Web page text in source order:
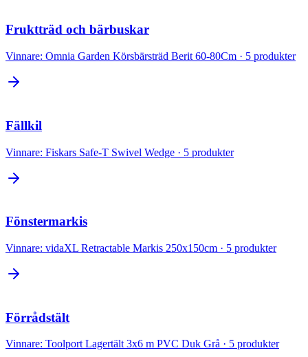
Fruktträd och bärbuskar
Vinnare: Omnia Garden Körsbärsträd Berit 60-80Cm · 5 produkter
Fällkil
Vinnare: Fiskars Safe-T Swivel Wedge · 5 produkter
Fönstermarkis
Vinnare: vidaXL Retractable Markis 250x150cm · 5 produkter
Förrådstält
Vinnare: Toolport Lagertält 3x6 m PVC Duk Grå · 5 produkter